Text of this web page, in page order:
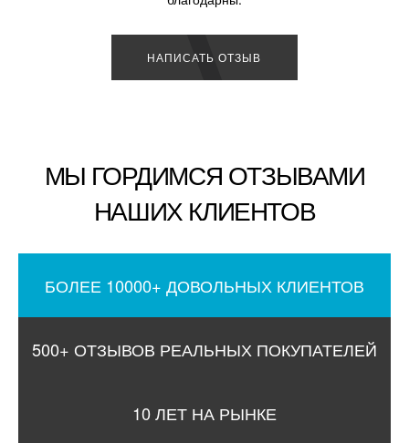
НАПИСАТЬ ОТЗЫВ
МЫ ГОРДИМСЯ ОТЗЫВАМИ
НАШИХ КЛИЕНТОВ
БОЛЕЕ 10000+ ДОВОЛЬНЫХ КЛИЕНТОВ
500+ ОТЗЫВОВ РЕАЛЬНЫХ ПОКУПАТЕЛЕЙ
10 ЛЕТ НА РЫНКЕ